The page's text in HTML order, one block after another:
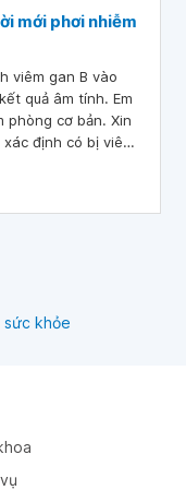
mới phơi nhiễm
viêm gan B vào
quả âm tính. Em
phòng cơ bản. Xin
định có bị viêm
khỏe